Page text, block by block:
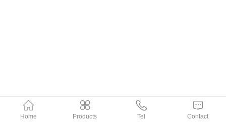
Home Products Tel Contact